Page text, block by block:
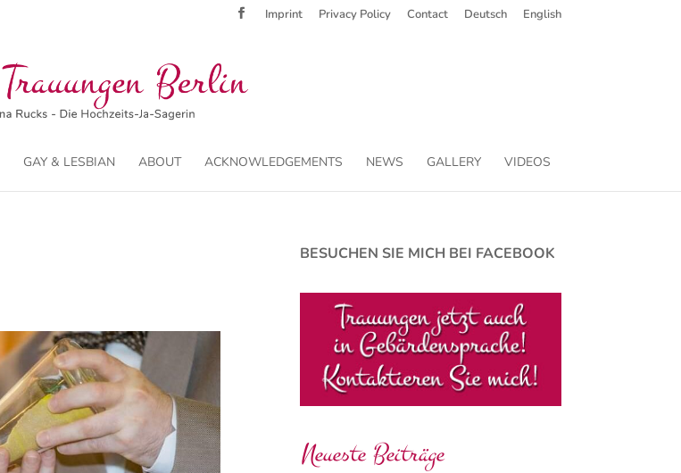
Imprint Privacy Policy Contact Deutsch English
GAY & LESBIAN ABOUT ACKNOWLEDGEMENTS NEWS GALLERY VIDEOS
BESUCHEN SIE MICH BEI FACEBOOK
Neueste Beiträge